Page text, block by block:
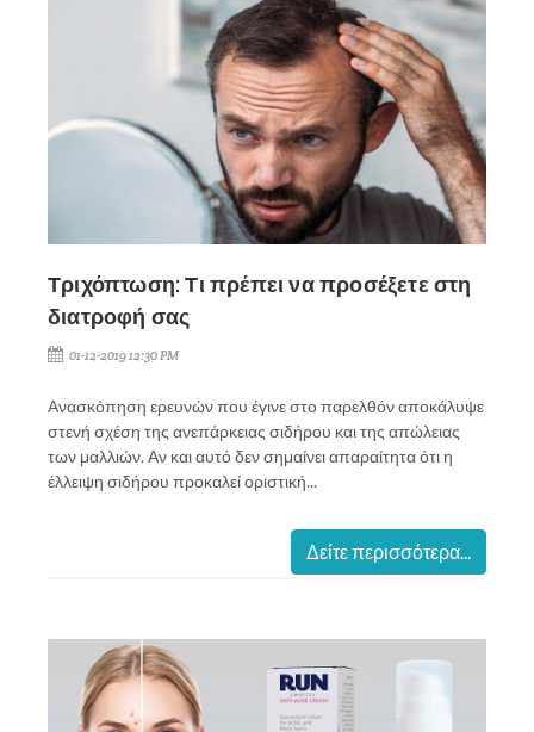
Τριχόπτωση: Τι πρέπει να προσέξετε στη
διατροφή σας
01-12-2019 12:30 PM
Ανασκόπηση ερευνών που έγινε στο παρελθόν αποκάλυψε
στενή σχέση της ανεπάρκειας σιδήρου και της απώλειας
των μαλλιών. Αν και αυτό δεν σημαίνει απαραίτητα ότι η
έλλειψη σιδήρου προκαλεί οριστική...
Δείτε περισσότερα...